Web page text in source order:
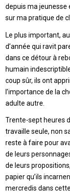
depuis ma jeunesse
sur ma pratique de
Le plus important,
d’année qui ravit
dans ce détour à
humain
coup sûr, ils ont
l’importance de la
adulte autre.
Trente-sept heures
travaille seule, non
reste à faire pour
de leurs
de leurs
papier qu’ils
mercredis dans